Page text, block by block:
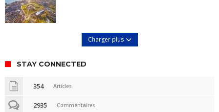
Charger plus
STAY CONNECTED
354 Articles
2935 Commentaires